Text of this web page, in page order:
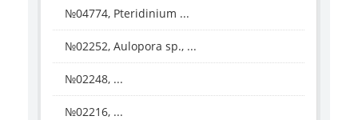
№04774, Pteridinium ...
№02252, Aulopora sp., ...
№02248, ...
№02216, ...